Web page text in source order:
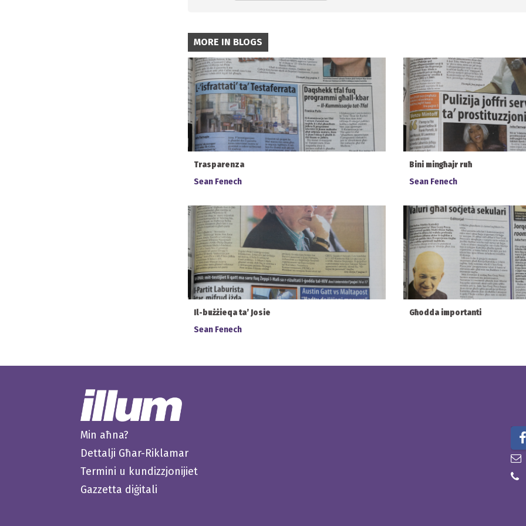
MORE IN BLOGS
Trasparenza
Sean Fenech
Bini mingħajr ruħ
Sean Fenech
Il-bużżieqa ta’ Josie
Sean Fenech
Għodda importanti
Min aħna?
Dettalji Għar-Riklamar
Termini u kundizzjonijiet
Gazzetta diġitali